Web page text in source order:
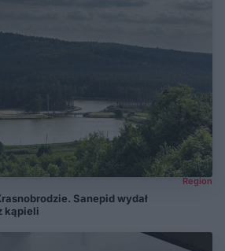
Region
Sanepid wydał
kąpieli